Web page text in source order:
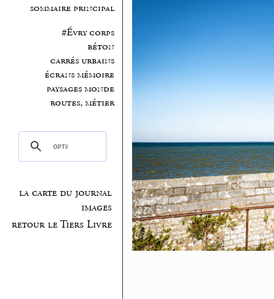
sommaire principal
#Évry corps
béton
carrés urbains
écrans mémoire
paysages monde
routes, métier
la carte du journal
images
retour le Tiers Livre